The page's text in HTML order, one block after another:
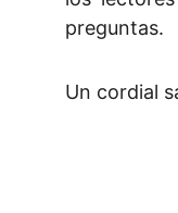
preguntas.
Un cordial